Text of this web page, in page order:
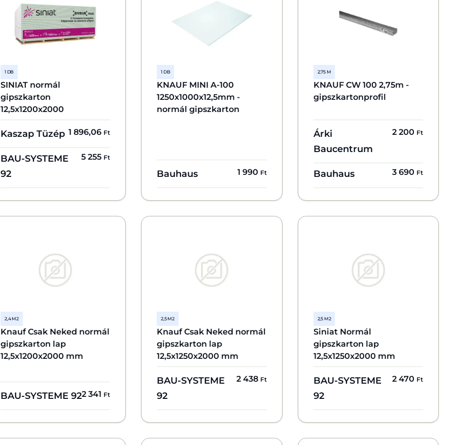
1 DB
SINIAT normál
gipszkarton
12,5x1200x2000
Kaszap Tüzép 1 896,06 Ft
BAU-SYSTEME
92
5 255 Ft
1 DB
KNAUF MINI A-100
1250x1000x12,5mm -
normál gipszkarton
Bauhaus 1 990 Ft
2,75 M
KNAUF CW 100 2,75m -
gipszkartonprofil
Árki
Baucentrum
2 200 Ft
Bauhaus 3 690 Ft
2,4 M2
Knauf Csak Neked normál
gipszkarton lap
12,5x1200x2000 mm
BAU-SYSTEME 922 341 Ft
2,5 M2
Knauf Csak Neked normál
gipszkarton lap
12,5x1250x2000 mm
BAU-SYSTEME
92
2 438 Ft
2,5 M2
Siniat Normál
gipszkarton lap
12,5x1250x2000 mm
BAU-SYSTEME
92
2 470 Ft